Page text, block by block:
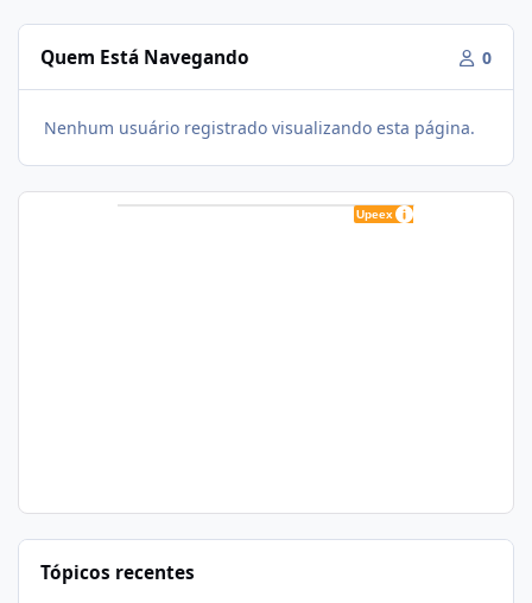
Quem Está Navegando 0
Nenhum usuário registrado visualizando esta página.
Tópicos recentes